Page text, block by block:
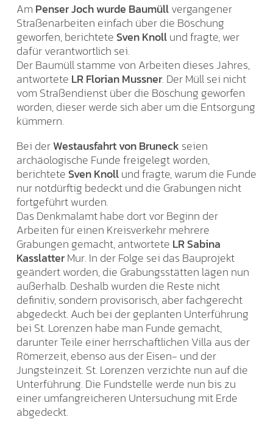
Am Penser Joch wurde Baumüllvergangener
Straßenarbeiten einfach über die Böschung
geworfen, berichteteSven Knollund fragte, wer
dafür verantwortlich sei.
Der Baumüll stamme von Arbeiten dieses Jahres,
antwortete LR Florian Mussner. Der Müll sei nicht
vom Straßendienst über die Böschung geworfen
worden, dieser werde sich aber um die Entsorgung
kümmern.
Bei derWestausfahrt von Bruneck seien
archäologische Funde freigelegt worden,
berichteteSven Knollund fragte, warum die Funde
nur notdürftig bedeckt und die Grabungen nicht
fortgeführt wurden.
Das Denkmalamt habe dort vor Beginn der
Arbeiten für einen Kreisverkehr mehrere
Grabungen gemacht, antwortete LR Sabina
KasslatterMur. In der Folge sei das Bauprojekt
geändert worden, die Grabungsstätten lägen nun
außerhalb. Deshalb wurden die Reste nicht
definitiv, sondern provisorisch, aber fachgerecht
abgedeckt. Auch bei der geplanten Unterführung
bei St. Lorenzen habe man Funde gemacht,
darunter Teile einer herrschaftlichen Villa aus der
Römerzeit, ebenso aus der Eisen- und der
Jungsteinzeit. St. Lorenzen verzichte nun auf die
Unterführung. Die Fundstelle werde nun bis zu
einer umfangreicheren Untersuchung mit Erde
abgedeckt.